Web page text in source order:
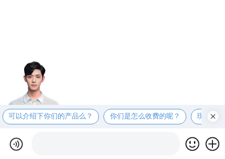
可以介绍下你们的产品么？ 你们是怎么收费的呢？ 现在有